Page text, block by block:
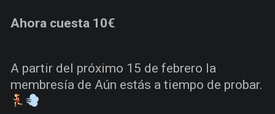
Ahora cuesta 10€
A partir del próximo 15 de febrero la
membresía de Aún estás a tiempo de probar.